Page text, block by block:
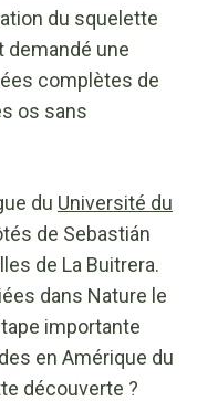
du squelette
demandé une
complètes de
os sans
du Université du
de Sebastián
de La Buitrera.
dans Nature le
importante
en Amérique du
découverte ?